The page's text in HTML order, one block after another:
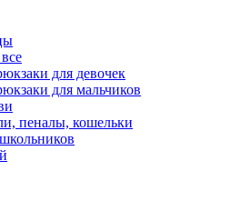
для девочек
для мальчиков
пеналы, кошельки